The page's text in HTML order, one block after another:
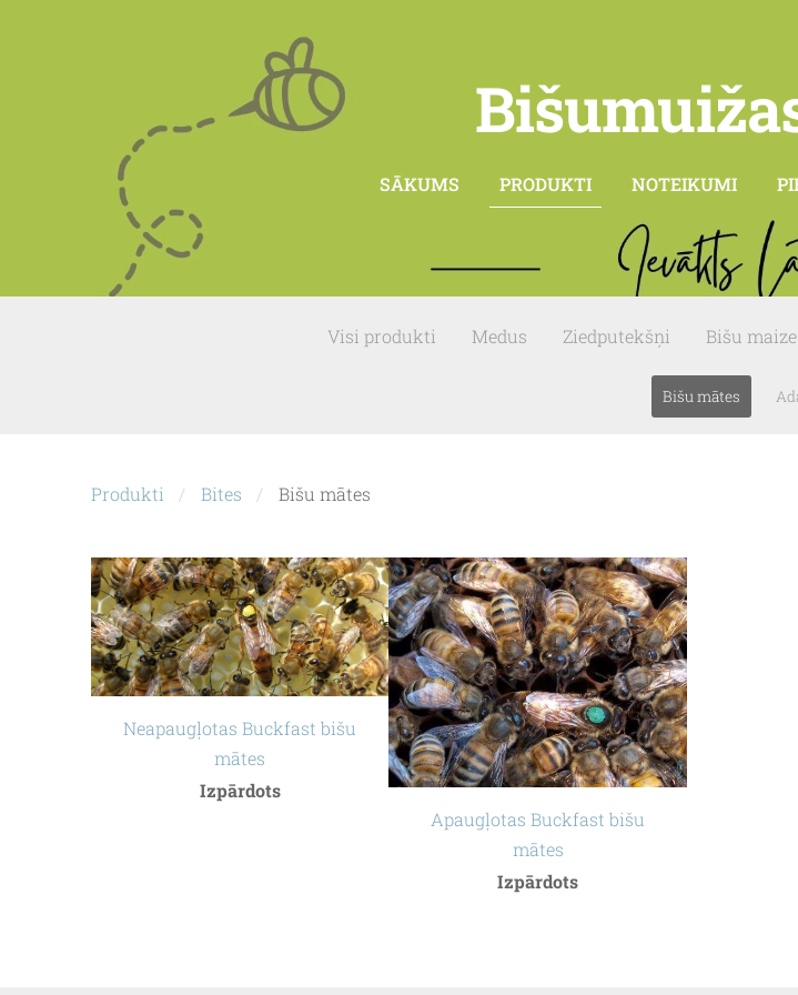
SĀKUMS PRODUKTI NOTEIKUMI
Visi produkti Medus Ziedputekšņi Bišu maize
Bišu mātes
Produkti Bites Bišu mātes
Neapaugļotas Buckfast bišu
mātes
Izpārdots
Apaugļotas Buckfast bišu
mātes
Izpārdots